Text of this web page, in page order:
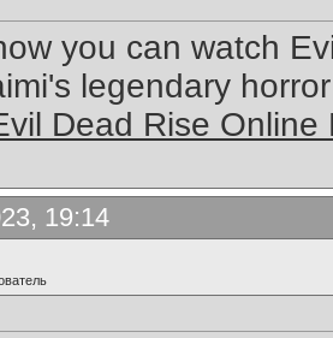
you can watch
legendary
Dead Rise Online
19:14